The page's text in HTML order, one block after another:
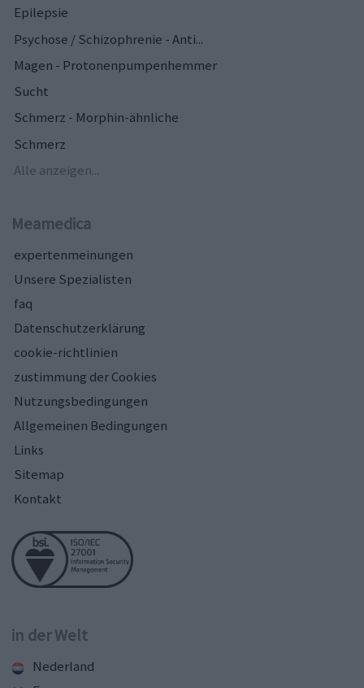
Epilepsie
Psychose / Schizophrenie - Anti...
Magen - Protonenpumpenhemmer
Sucht
Schmerz - Morphin-ähnliche
Schmerz
Alle anzeigen...
Meamedica
expertenmeinungen
Unsere Spezialisten
faq
Datenschutzerklärung
cookie-richtlinien
zustimmung der Cookies
Nutzungsbedingungen
Allgemeinen Bedingungen
Links
Sitemap
Kontakt
in der Welt
Nederland